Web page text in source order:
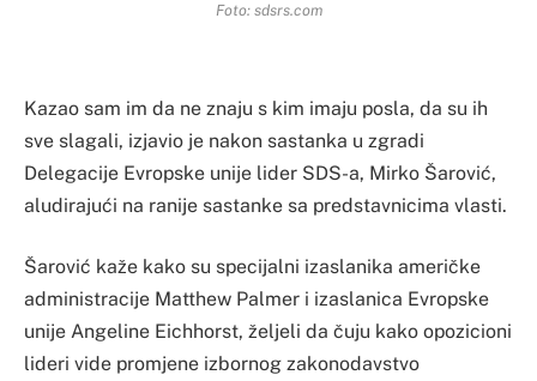
Foto: sdsrs.com
Kazao sam im da ne znaju s kim imaju posla, da su ih
sve slagali, izjavio je nakon sastanka u zgradi
Delegacije Evropske unije lider SDS-a, Mirko Šarović,
aludirajući na ranije sastanke sa predstavnicima vlasti.
Šarović kaže kako su specijalni izaslanika američke
administracije Matthew Palmer i izaslanica Evropske
unije Angeline Eichhorst, željeli da čuju kako opozicioni
lideri vide promjene izbornog zakonodavstvo